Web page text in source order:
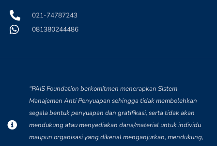
021-74787243
081380244486
“PAIS Foundation berkomitmen menerapkan Sistem
Manajemen Anti Penyuapan sehingga tidak membolehkan
segala bentuk penyuapan dan gratifikasi, serta tidak akan
mendukung atau menyediakan dana/material untuk individu
maupun organisasi yang dikenal menganjurkan, mendukung,